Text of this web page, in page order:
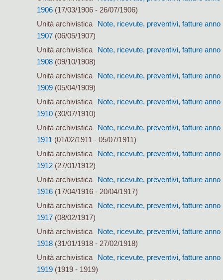
1906 (17/03/1906 - 26/07/1906)
Unità archivistica
Note, ricevute, preventivi, fatture anno
1907 (06/05/1907)
Unità archivistica
Note, ricevute, preventivi, fatture anno
1908 (09/10/1908)
Unità archivistica
Note, ricevute, preventivi, fatture anno
1909 (05/04/1909)
Unità archivistica
Note, ricevute, preventivi, fatture anno
1910 (30/07/1910)
Unità archivistica
Note, ricevute, preventivi, fatture anno
1911 (01/02/1911 - 05/07/1911)
Unità archivistica
Note, ricevute, preventivi, fatture anno
1912 (27/01/1912)
Unità archivistica
Note, ricevute, preventivi, fatture anno
1916 (17/04/1916 - 20/04/1917)
Unità archivistica
Note, ricevute, preventivi, fatture anno
1917 (08/02/1917)
Unità archivistica
Note, ricevute, preventivi, fatture anno
1918 (31/01/1918 - 27/02/1918)
Unità archivistica
Note, ricevute, preventivi, fatture anno
1919 (1919 - 1919)